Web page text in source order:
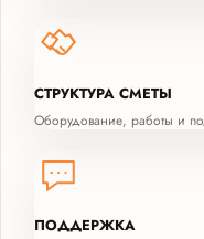
СТРУКТУРА СМЕТЫ
Оборудование, работы и
ПОДДЕРЖКА